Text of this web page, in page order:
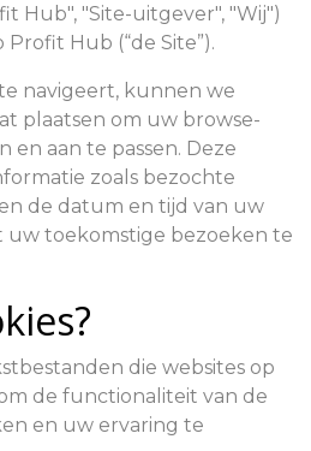
Hub", "Site-uitgever", "Wij")
Hub (“de Site”).
navigeert, kunnen we
plaatsen om uw browse-
aan te passen. Deze
zoals bezochte
de datum en tijd van uw
uw toekomstige bezoeken te
die websites op
de functionaliteit van de
en uw ervaring te